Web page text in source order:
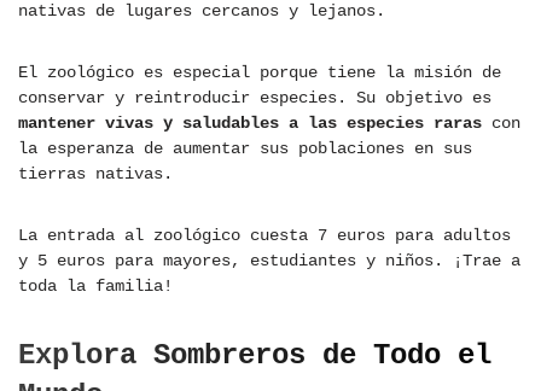
nativas de lugares cercanos y lejanos.
El zoológico es especial porque tiene la misión de
conservar y reintroducir especies. Su objetivo es
mantener vivas y saludables a las especies raras con
la esperanza de aumentar sus poblaciones en sus
tierras nativas.
La entrada al zoológico cuesta 7 euros para adultos
y 5 euros para mayores, estudiantes y niños. ¡Trae a
toda la familia!
Explora Sombreros de Todo el